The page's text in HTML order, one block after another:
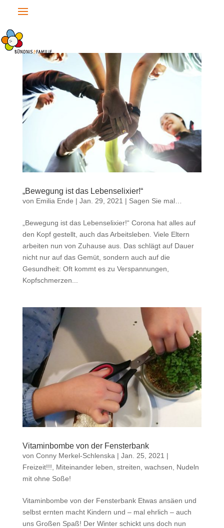
„Bewegung ist das Lebenselixier!“
von Emilia Ende | Jan. 29, 2021 | Sagen Sie mal…
„Bewegung ist das Lebenselixier!“ Corona hat alles auf
den Kopf gestellt, auch das Arbeitsleben. Viele Eltern
arbeiten nun von Zuhause aus. Das schlägt auf Dauer
nicht nur auf das Gemüt, sondern auch auf die
Gesundheit: Oft kommt es zu Verspannungen,
Kopfschmerzen...
Vitaminbombe von der Fensterbank
von Conny Merkel-Schlenska | Jan. 25, 2021 |
Freizeit!!!
Miteinander leben, streiten, wachsen
Nudeln
mit ohne Soße!
Vitaminbombe von der Fensterbank Etwas ansäen und
selbst ernten macht Kindern und – mal ehrlich – auch
uns Großen Spaß! Der Winter schickt uns doch nun